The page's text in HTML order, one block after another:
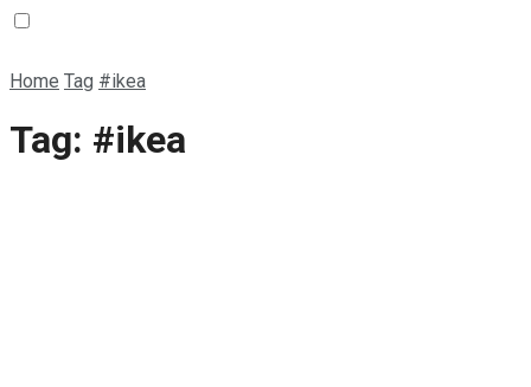
Home Tag #ikea
Tag: #ikea